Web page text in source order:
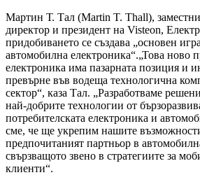
Мартин Т. Тал (Martin T. Thall),
директор и президент на Visteon,
придобиването се създава „основен
автомобилна електроника“.„Това ново
електроника има пазарната позиция и
превърне във водеща технологична
сектор“, каза Тал. „Разработваме
най-добрите технологии от
потребителската електроника и
сме, че ще укрепим нашите
предпочитаният партньор в
свързващото звено в стратегиите за
клиенти“.